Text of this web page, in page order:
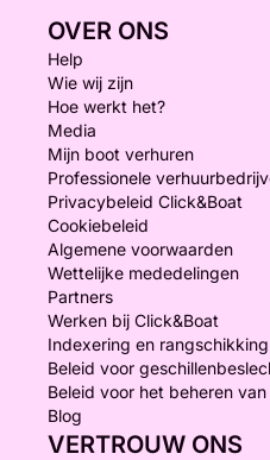
OVER ONS
Help
Wie wij zijn
Hoe werkt het?
Media
Mijn boot verhuren
Professionele
Privacybeleid Click&Boat
Cookiebeleid
Algemene voorwaarden
Wettelijke mededelingen
Partners
Werken bij Click&Boat
Indexering en
Beleid voor
Beleid voor het beheren
Blog
VERTROUW ONS